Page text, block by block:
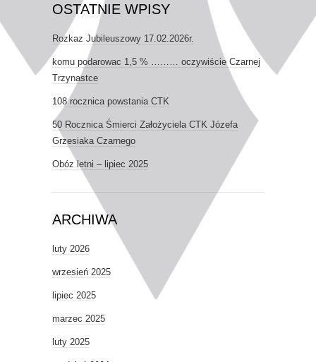
OSTATNIE WPISY
Rozkaz Jubileuszowy 17.02.2026r.
komu podarowac 1,5 % ……… oczywiście Czarnej
Trzynastce
108 rocznica powstania CTK
50 Rocznica Śmierci Założyciela CTK Józefa
Grzesiaka Czarnego
Obóz letni – lipiec 2025
ARCHIWA
luty 2026
wrzesień 2025
lipiec 2025
marzec 2025
luty 2025